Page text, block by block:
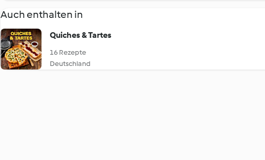
Auch enthalten in
Quiches & Tartes
16 Rezepte
Deutschland